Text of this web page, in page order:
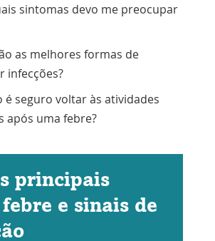
sintomas devo me preocupar
as melhores formas de
infecções?
é seguro voltar às atividades
após uma febre?
principais
e sinais de